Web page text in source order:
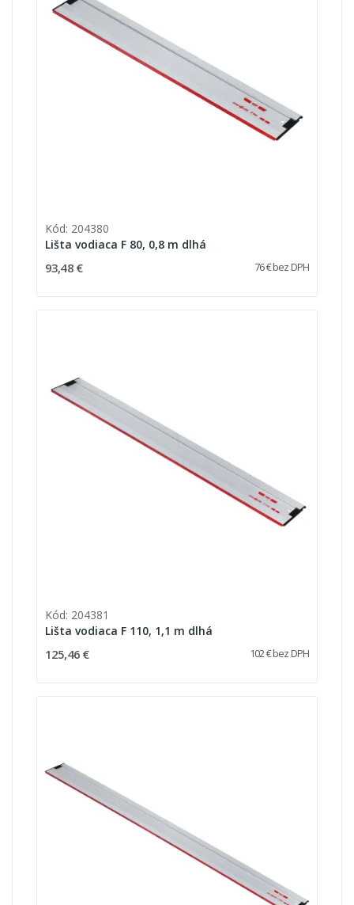
Kód: 204380
Lišta vodiaca F 80, 0,8 m dlhá
93,48 € 76 € bez DPH
Kód: 204381
Lišta vodiaca F 110, 1,1 m dlhá
125,46 € 102 € bez DPH